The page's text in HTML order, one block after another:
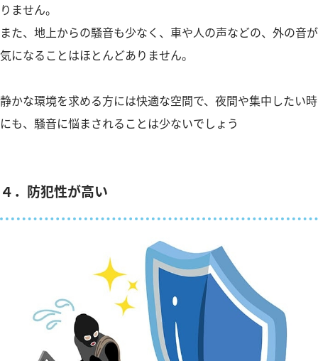
りません。
また、地上からの騒音も少なく、車や人の声などの、外の音が
気になることはほとんどありません。
静かな環境を求める方には快適な空間で、夜間や集中したい時
にも、騒音に悩まされることは少ないでしょう
４．防犯性が高い